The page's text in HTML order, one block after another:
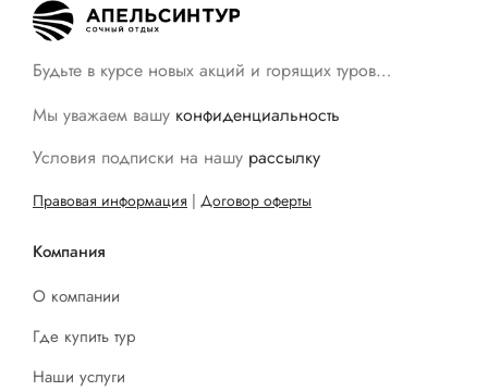
Будьте в курсе новых акций и горящих туров…
Мы уважаем вашу конфиденциальность
Условия подписки на нашу рассылку
Правовая информация | Договор оферты
Компания
О компании
Где купить тур
Наши услуги